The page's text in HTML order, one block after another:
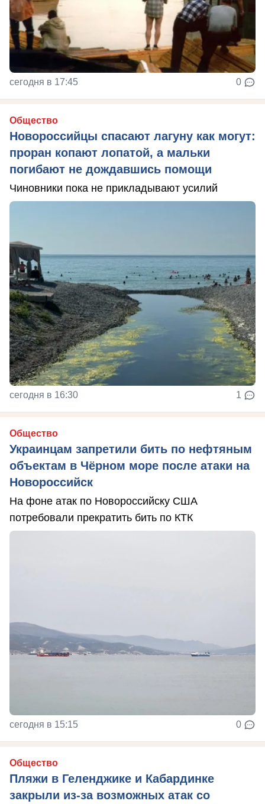
сегодня в 17:45 0
Общество
Новороссийцы спасают лагуну как могут:
проран копают лопатой, а мальки
погибают не дождавшись помощи
Чиновники пока не прикладывают усилий
сегодня в 16:30 1
Общество
Украинцам запретили бить по нефтяным
объектам в Чёрном море после атаки на
Новороссийск
На фоне атак по Новороссийску США
потребовали прекратить бить по КТК
сегодня в 15:15 0
Общество
Пляжи в Геленджике и Кабардинке
закрыли из-за возможных атак со